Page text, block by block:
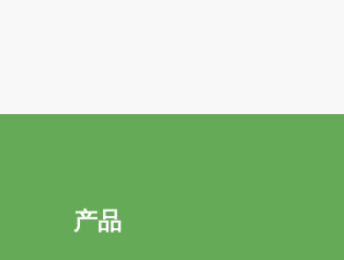
产品